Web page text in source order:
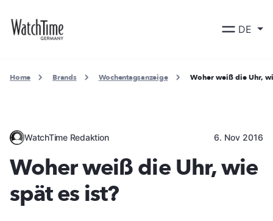
DE
Home Brands Wochentagsanzeige Woher weiß die Uhr,
WatchTime Redaktion 6. Nov 2016
Woher weiß die Uhr, wie
spät es ist?